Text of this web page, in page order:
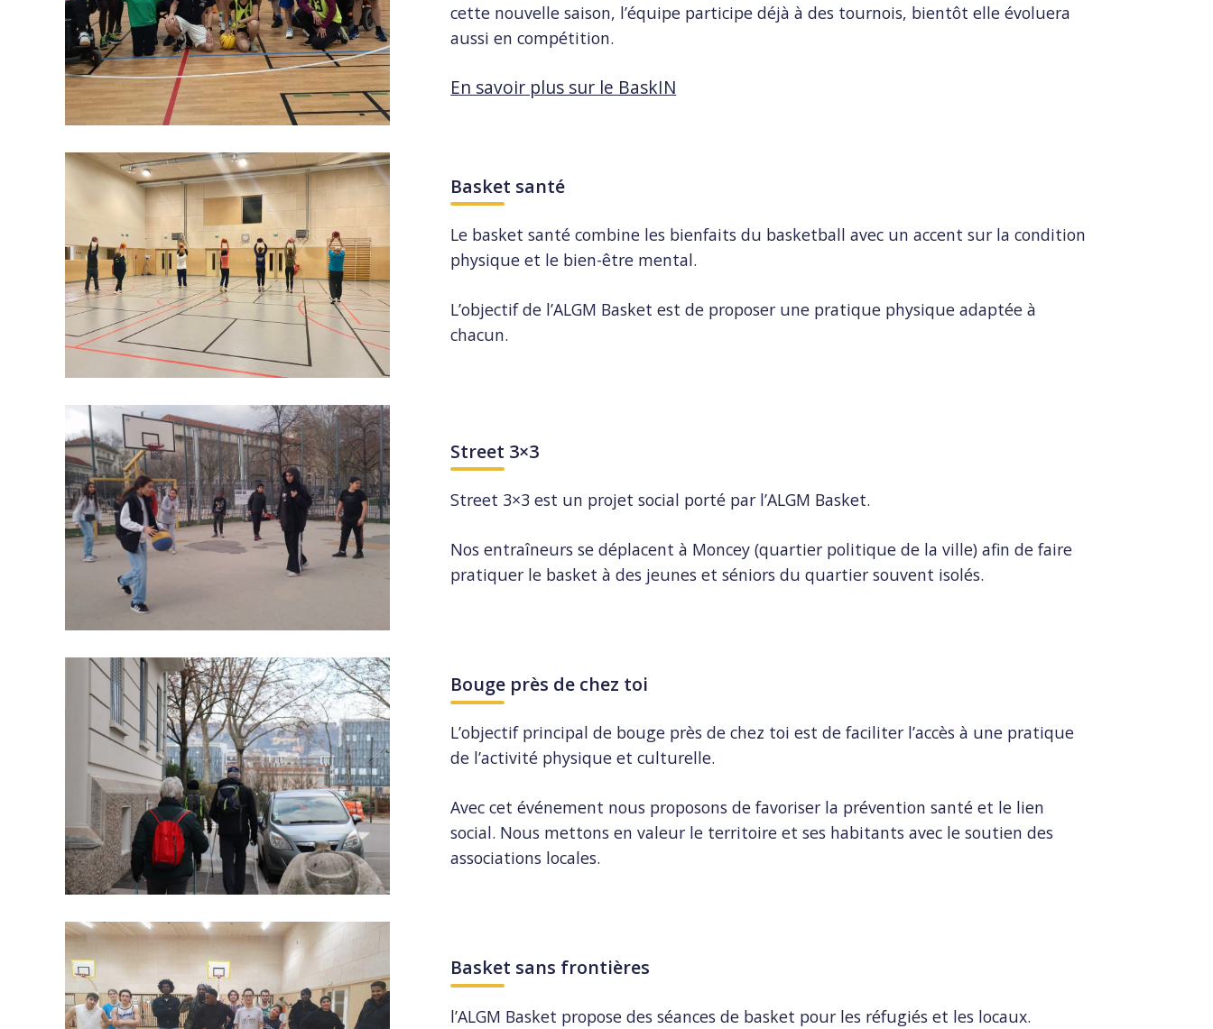
cette nouvelle saison, l’équipe participe déjà à des tournois, bientôt elle évoluera
aussi en compétition.
En savoir plus sur le BaskIN
Basket santé
Le basket santé combine les bienfaits du basketball avec un accent sur la condition
physique et le bien-être mental.
L’objectif de l’ALGM Basket est de proposer une pratique physique adaptée à
chacun.
Street 3×3
Street 3×3 est un projet social porté par l’ALGM Basket.
Nos entraîneurs se déplacent à Moncey (quartier politique de la ville) afin de faire
pratiquer le basket à des jeunes et séniors du quartier souvent isolés.
Bouge près de chez toi
L’objectif principal de bouge près de chez toi est de faciliter l’accès à une pratique
de l’activité physique et culturelle.
Avec cet événement nous proposons de favoriser la prévention santé et le lien
social. Nous mettons en valeur le territoire et ses habitants avec le soutien des
associations locales.
Basket sans frontières
l’ALGM Basket propose des séances de basket pour les réfugiés et les locaux.